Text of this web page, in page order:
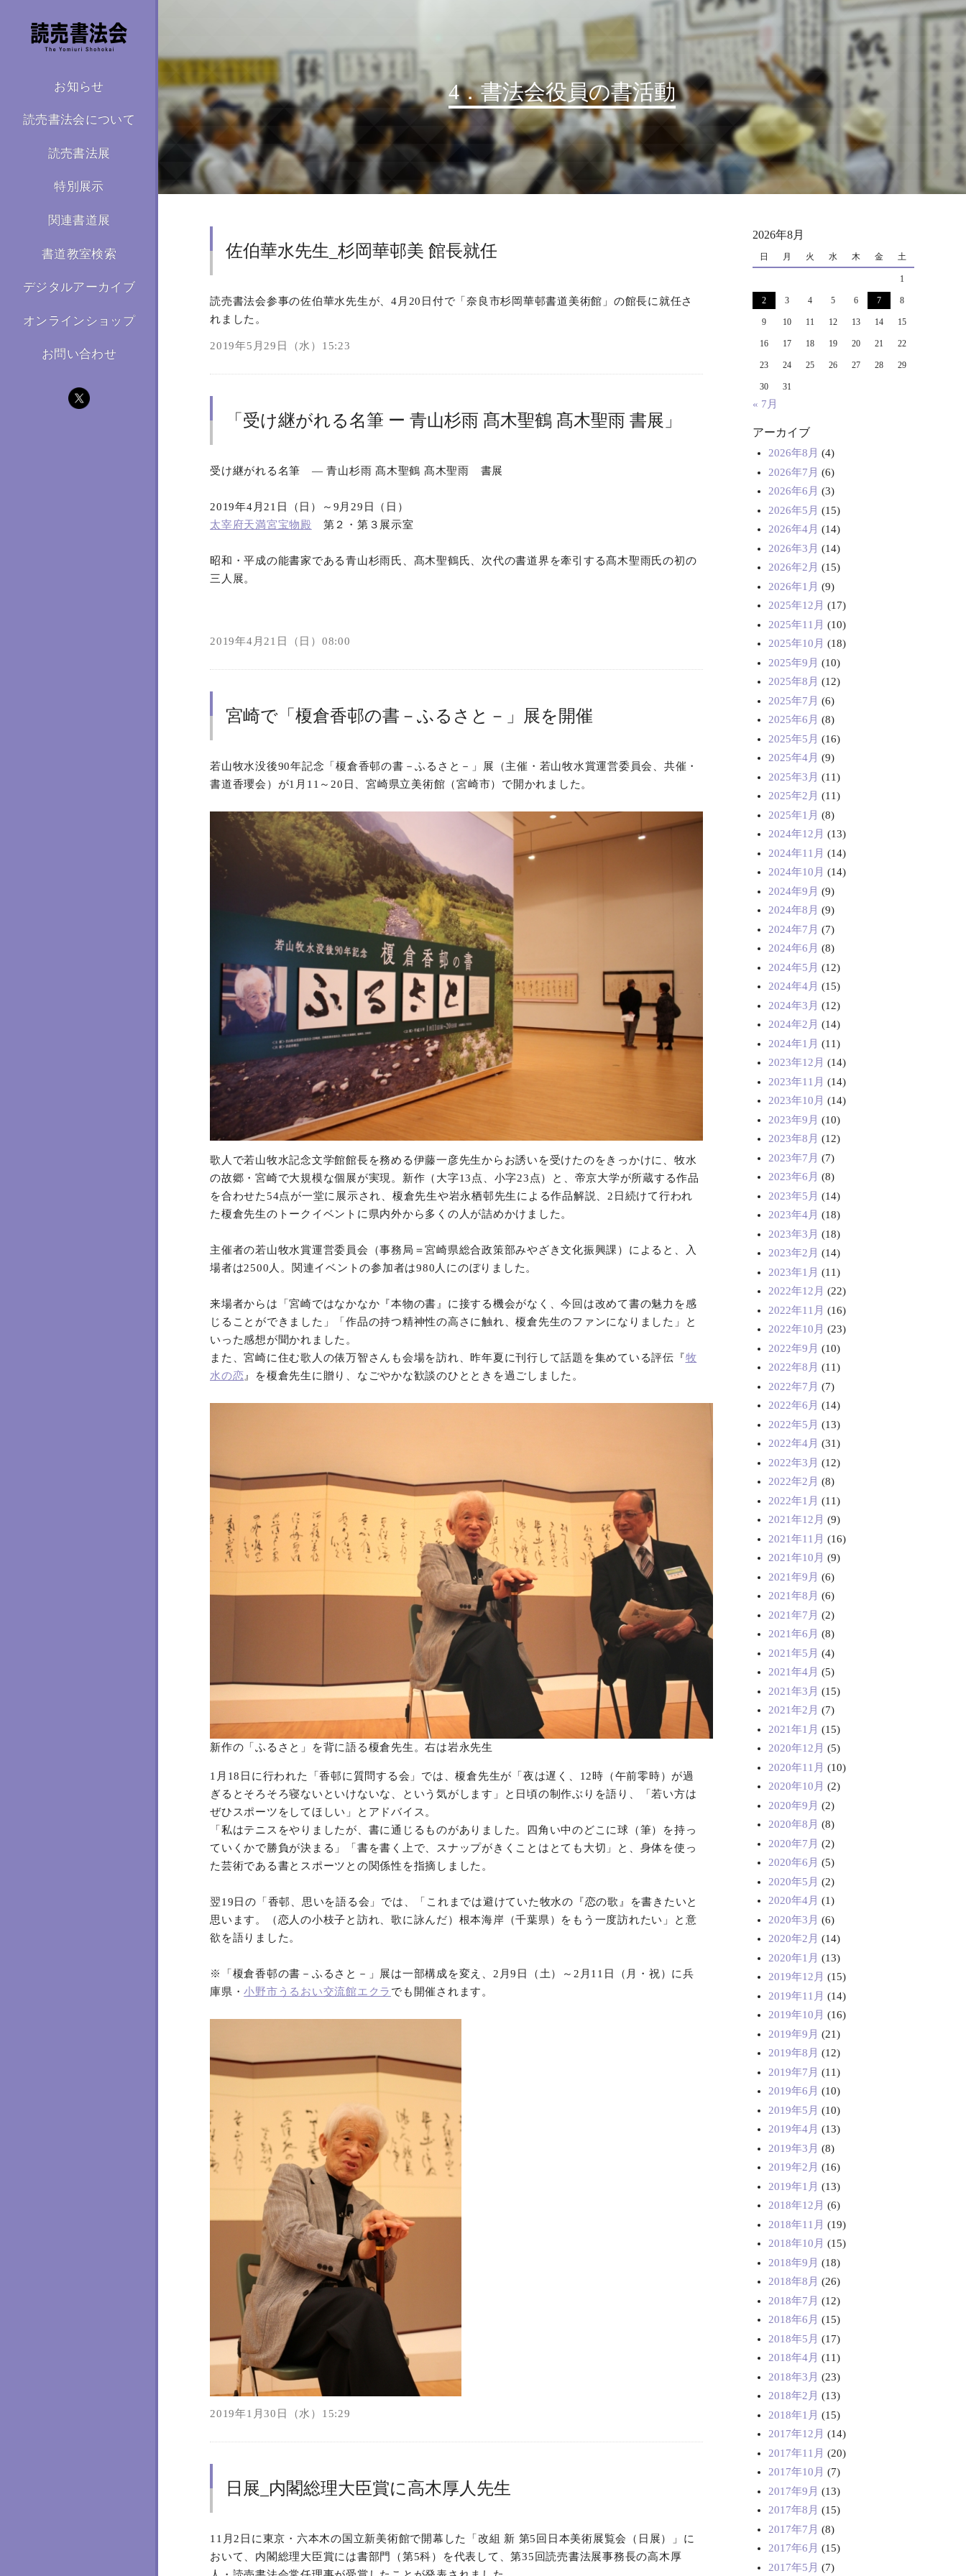
お知らせ
読売書法会について
読売書法展
特別展示
関連書道展
書道教室検索
デジタルアーカイブ
オンラインショップ
お問い合わせ
4．書法会役員の書活動
佐伯華水先生_杉岡華邨美 館長就任
読売書法会参事の佐伯華水先生が、4月20日付で「奈良市杉岡華邨書道美術館」の館長に就任さ
れました。
2019年5月29日（水）15:23
「受け継がれる名筆 ー 青山杉雨 髙木聖鶴 髙木聖雨 書展」
受け継がれる名筆 ― 青山杉雨 髙木聖鶴 髙木聖雨 書展
2019年4月21日（日）～9月29日（日）
太宰府天満宮宝物殿 第２・第３展示室
昭和・平成の能書家である青山杉雨氏、髙木聖鶴氏、次代の書道界を牽引する髙木聖雨氏の初の
三人展。
2019年4月21日（日）08:00
宮崎で「榎倉香邨の書－ふるさと－」展を開催
若山牧水没後90年記念「榎倉香邨の書－ふるさと－」展（主催・若山牧水賞運営委員会、共催・
書道香瓔会）が1月11～20日、宮崎県立美術館（宮崎市）で開かれました。
歌人で若山牧水記念文学館館長を務める伊藤一彦先生からお誘いを受けたのをきっかけに、牧水
の故郷・宮崎で大規模な個展が実現。新作（大字13点、小字23点）と、帝京大学が所蔵する作品
を合わせた54点が一堂に展示され、榎倉先生や岩永栖邨先生による作品解説、2日続けて行われ
た榎倉先生のトークイベントに県内外から多くの人が詰めかけました。
主催者の若山牧水賞運営委員会（事務局＝宮崎県総合政策部みやざき文化振興課）によると、入
場者は2500人。関連イベントの参加者は980人にのぼりました。
来場者からは「宮崎ではなかなか『本物の書』に接する機会がなく、今回は改めて書の魅力を感
じることができました」「作品の持つ精神性の高さに触れ、榎倉先生のファンになりました」と
いった感想が聞かれました。
また、宮崎に住む歌人の俵万智さんも会場を訪れ、昨年夏に刊行して話題を集めている評伝『牧
水の恋 』を榎倉先生に贈り、なごやかな歓談のひとときを過ごしました。
新作の「ふるさと」を背に語る榎倉先生。右は岩永先生
1月18日に行われた「香邨に質問する会」では、榎倉先生が「夜は遅く、12時（午前零時）が過
ぎるとそろそろ寝ないといけないな、という気がします」と日頃の制作ぶりを語り、「若い方は
ぜひスポーツをしてほしい」とアドバイス。
「私はテニスをやりましたが、書に通じるものがありました。四角い中のどこに球（筆）を持っ
ていくかで勝負が決まる」「書を書く上で、スナップがきくことはとても大切」と、身体を使っ
た芸術である書とスポーツとの関係性を指摘しました。
翌19日の「香邨、思いを語る会」では、「これまでは避けていた牧水の『恋の歌』を書きたいと
思います。（恋人の小枝子と訪れ、歌に詠んだ）根本海岸（千葉県）をもう一度訪れたい」と意
欲を語りました。
※「榎倉香邨の書－ふるさと－」展は一部構成を変え、2月9日（土）～2月11日（月・祝）に兵
庫県・小野市うるおい交流館エクラ でも開催されます。
2019年1月30日（水）15:29
日展_内閣総理大臣賞に高木厚人先生
11月2日に東京・六本木の国立新美術館で開幕した「改組 新 第5回日本美術展覧会（日展）」に
おいて、内閣総理大臣賞には書部門（第5科）を代表して、第35回読売書法展事務長の高木厚
2026年8月
日 月 火 水 木 金 土
1
2 3 4 5 6 7 8
9 10 11 12 13 14 15
16 17 18 19 20 21 22
23 24 25 26 27 28 29
30 31
« 7月
アーカイブ
2026年8月 (4)
2026年7月 (6)
2026年6月 (3)
2026年5月 (15)
2026年4月 (14)
2026年3月 (14)
2026年2月 (15)
2026年1月 (9)
2025年12月 (17)
2025年11月 (10)
2025年10月 (18)
2025年9月 (10)
2025年8月 (12)
2025年7月 (6)
2025年6月 (8)
2025年5月 (16)
2025年4月 (9)
2025年3月 (11)
2025年2月 (11)
2025年1月 (8)
2024年12月 (13)
2024年11月 (14)
2024年10月 (14)
2024年9月 (9)
2024年8月 (9)
2024年7月 (7)
2024年6月 (8)
2024年5月 (12)
2024年4月 (15)
2024年3月 (12)
2024年2月 (14)
2024年1月 (11)
2023年12月 (14)
2023年11月 (14)
2023年10月 (14)
2023年9月 (10)
2023年8月 (12)
2023年7月 (7)
2023年6月 (8)
2023年5月 (14)
2023年4月 (18)
2023年3月 (18)
2023年2月 (14)
2023年1月 (11)
2022年12月 (22)
2022年11月 (16)
2022年10月 (23)
2022年9月 (10)
2022年8月 (11)
2022年7月 (7)
2022年6月 (14)
2022年5月 (13)
2022年4月 (31)
2022年3月 (12)
2022年2月 (8)
2022年1月 (11)
2021年12月 (9)
2021年11月 (16)
2021年10月 (9)
2021年9月 (6)
2021年8月 (6)
2021年7月 (2)
2021年6月 (8)
2021年5月 (4)
2021年4月 (5)
2021年3月 (15)
2021年2月 (7)
2021年1月 (15)
2020年12月 (5)
2020年11月 (10)
2020年10月 (2)
2020年9月 (2)
2020年8月 (8)
2020年7月 (2)
2020年6月 (5)
2020年5月 (2)
2020年4月 (1)
2020年3月 (6)
2020年2月 (14)
2020年1月 (13)
2019年12月 (15)
2019年11月 (14)
2019年10月 (16)
2019年9月 (21)
2019年8月 (12)
2019年7月 (11)
2019年6月 (10)
2019年5月 (10)
2019年4月 (13)
2019年3月 (8)
2019年2月 (16)
2019年1月 (13)
2018年12月 (6)
2018年11月 (19)
2018年10月 (15)
2018年9月 (18)
2018年8月 (26)
2018年7月 (12)
2018年6月 (15)
2018年5月 (17)
2018年4月 (11)
2018年3月 (23)
2018年2月 (13)
2018年1月 (15)
2017年12月 (14)
2017年11月 (20)
2017年10月 (7)
2017年9月 (13)
2017年8月 (15)
2017年7月 (8)
2017年6月 (15)
2017年5月 (7)
お知らせ
読売書法会について
読売書法展
関連書道展